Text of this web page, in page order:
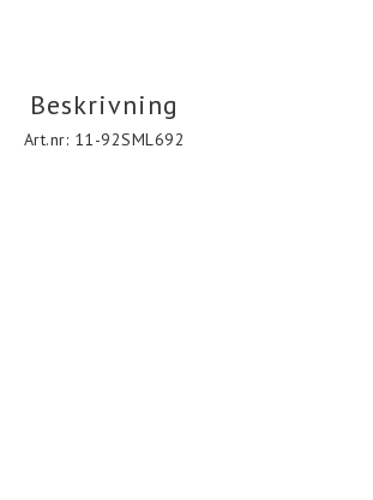
Beskrivning
Art.nr: 11-92SML692